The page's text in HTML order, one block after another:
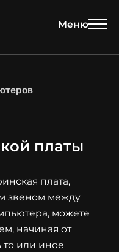
Меню
платы
плата,
звеном между
можете
начиная от
или иное